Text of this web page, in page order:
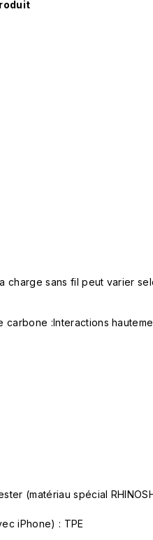
charge sans fil peut varier
:Interactions
(matériau spécial
iPhone) : TPE